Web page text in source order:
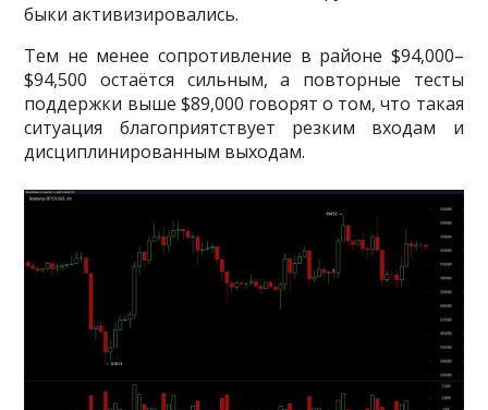
быки активизировались.
Тем не менее сопротивление в районе $94,000–
$94,500 остаётся сильным, а повторные тесты
поддержки выше $89,000 говорят о том, что такая
ситуация благоприятствует резким входам и
дисциплинированным выходам.